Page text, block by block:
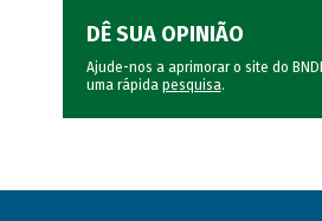
DÊ SUA OPINIÃO
Ajude-nos a aprimorar o site do
uma rápida pesquisa.